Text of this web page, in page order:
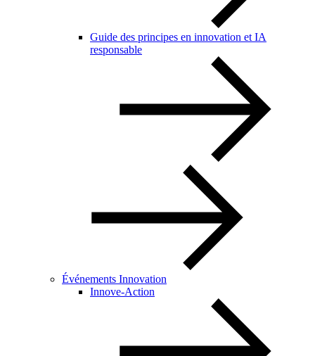
Guide des principes en innovation et IA
responsable
Événements Innovation
Innove-Action